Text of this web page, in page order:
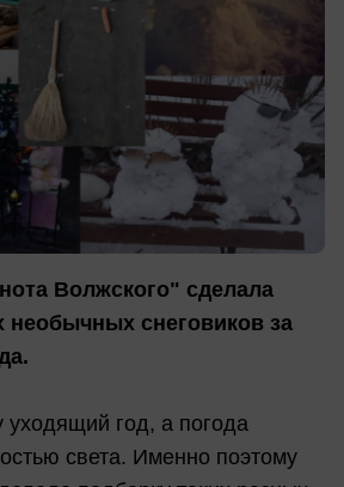
Волжского" сделала
необычных снеговиков за
уходящий год, а погода
света. Именно поэтому